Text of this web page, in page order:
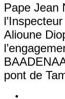
Pape Jean
Alioune
pont de